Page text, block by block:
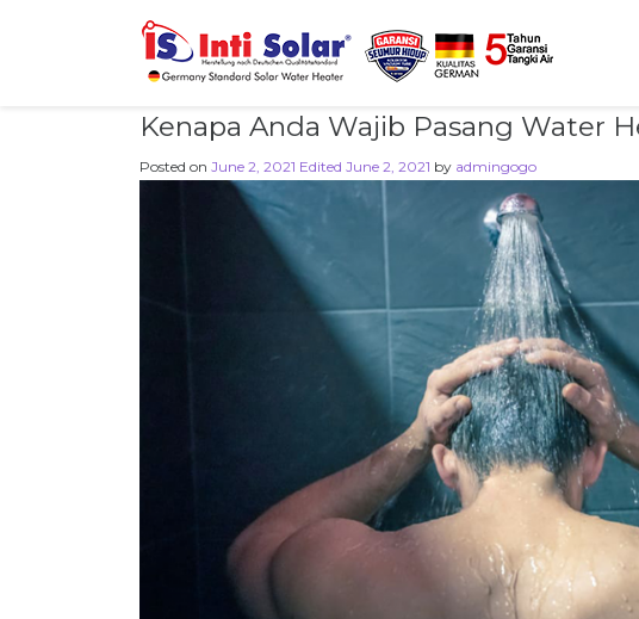
Kenapa Anda Wajib Pasang Water
Posted on June 2, 2021 Edited June 2, 2021 by admingogo